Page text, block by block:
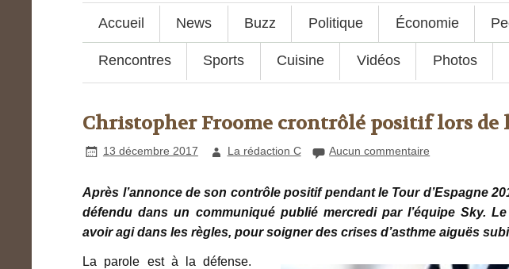
Accueil News Buzz Politique Économie
Rencontres Sports Cuisine Vidéos Photos
Christopher Froome crontrôlé positif lors de
13 décembre 2017 La rédaction C Aucun commentaire
Après l’annonce de son contrôle positif pendant le Tour d’Espagne
défendu dans un communiqué publié mercredi par l’équipe Sky.
avoir agi dans les règles, pour soigner des crises d’asthme aiguës
La parole est à la défense.